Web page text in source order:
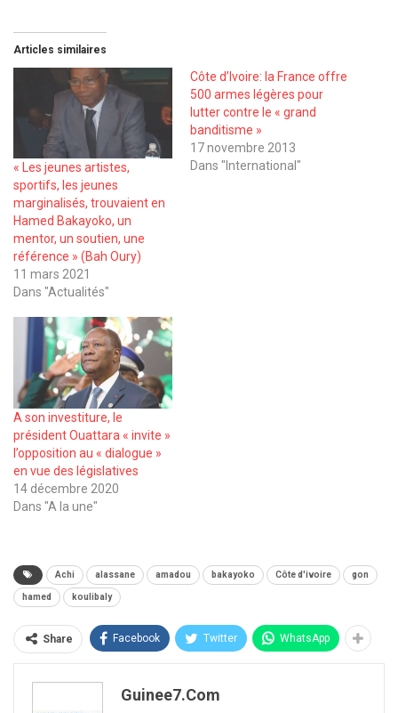
Articles similaires
« Les jeunes artistes,
sportifs, les jeunes
marginalisés, trouvaient en
Hamed Bakayoko, un
mentor, un soutien, une
référence » (Bah Oury)
11 mars 2021
Dans "Actualités"
Côte d’Ivoire: la France offre
500 armes légères pour
lutter contre le « grand
banditisme »
17 novembre 2013
Dans "International"
A son investiture, le
président Ouattara « invite »
l’opposition au « dialogue »
en vue des législatives
14 décembre 2020
Dans "A la une"
Achi alassane amadou bakayoko Côte d'ivoire gon
hamed koulibaly
Share Facebook Twitter WhatsApp
Guinee7.com